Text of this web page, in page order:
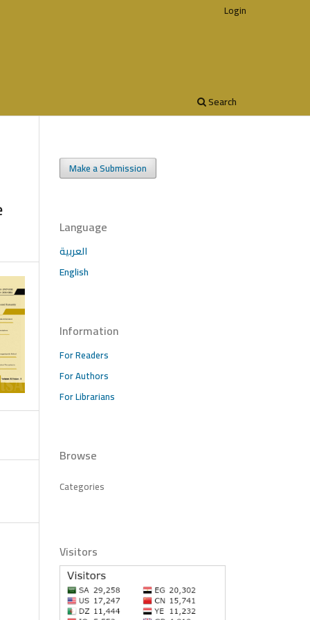
Search
Login
Make a Submission
Language
العربية
English
Information
For Readers
For Authors
For Librarians
Browse
Categories
Visitors